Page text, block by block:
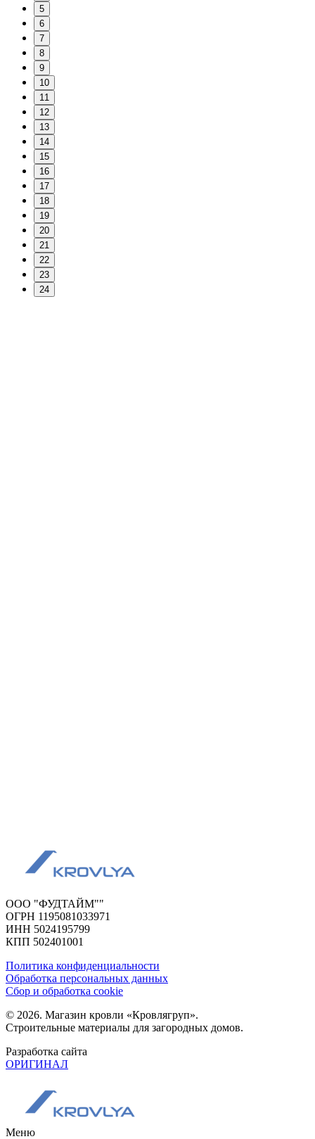
5
6
7
8
9
10
11
12
13
14
15
16
17
18
19
20
21
22
23
24
ООО "ФУДТАЙМ""
ОГРН 1195081033971
ИНН 5024195799
КПП 502401001
Политика конфиденциальности
Обработка персональных данных
Сбор и обработка cookie
© 2026. Магазин кровли «Кровлягруп».
Строительные материалы для загородных домов.
Разработка сайта
ОРИГИНАЛ
Меню